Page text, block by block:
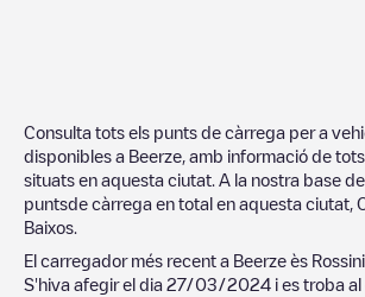
Consulta tots els punts de càrrega per a
disponibles a Beerze , amb informació de
situats en aquesta ciutat. A la nostra base
puntsde càrrega en total en aquesta ciutat,
Baixos
El carregador més recent a Beerze ès
S'hiva afegir el dia 27/03/2024 i es troba